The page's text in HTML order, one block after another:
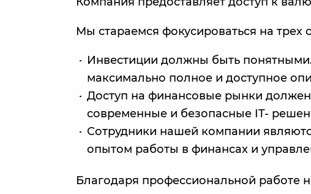
Мы стараемся фокусироваться на трех
Инвестиции должны быть
максимально полное и доступное
Доступ на финансовые рынки
современные и безопасные IT-
Сотрудники нашей компании
опытом работы в финансах и
Благодаря профессиональной